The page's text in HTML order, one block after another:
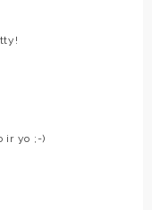
ir yo ;-)